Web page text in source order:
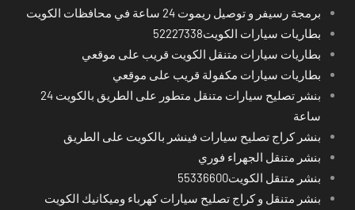
برمجة رسيفر و توصيل ريموت 24 ساعة في محافظات الكويت
بطاريات سيارات الكويت52227338
بطاريات سيارات متنقل الكويت قريب على موقعي
بطاريات سيارات مكفولة قريب على موقعي
بنشر تصليح سيارات متنقل متطور على الطريق بالكويت 24
ساعة
بنشر كراج تصليح سيارات فينشر بالكويت على الطريق
بنشر متنقل الجهراء فوري
بنشر متنقل الكويت55336600
بنشر متنقل و كراج تصليح سيارات كهرباء وميكانيك الكويت